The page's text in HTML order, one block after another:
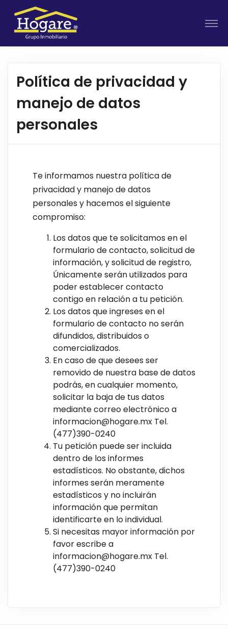
Política de privacidad y
manejo de datos
personales
Te informamos nuestra política de
privacidad y manejo de datos
personales y hacemos el siguiente
compromiso:
Los datos que te solicitamos en el
formulario de contacto, solicitud de
información, y solicitud de registro,
Únicamente serán utilizados para
poder establecer contacto
contigo en relación a tu petición.
Los datos que ingreses en el
formulario de contacto no serán
difundidos, distribuidos o
comercializados.
En caso de que desees ser
removido de nuestra base de datos
podrás, en cualquier momento,
solicitar la baja de tus datos
mediante correo electrónico a
informacion@hogare.mx Tel.
(477)390-0240
Tu petición puede ser incluida
dentro de los informes
estadísticos. No obstante, dichos
informes serán meramente
estadísticos y no incluirán
información que permitan
identificarte en lo individual.
Si necesitas mayor información por
favor escribe a
informacion@hogare.mx Tel.
(477)390-0240